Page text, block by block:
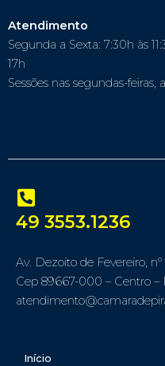
Atendimento
Segunda a Sexta: 7:30h às
17h
Sessões nas segundas-feiras,
49 3553.1236
Av. Dezoito de Fevereiro, nº
Cep 89667-000 – Centro –
Início